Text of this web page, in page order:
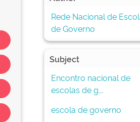
Rede Nacional de
de Governo
Subject
Encontro nacional de
escolas de g...
escola de governo